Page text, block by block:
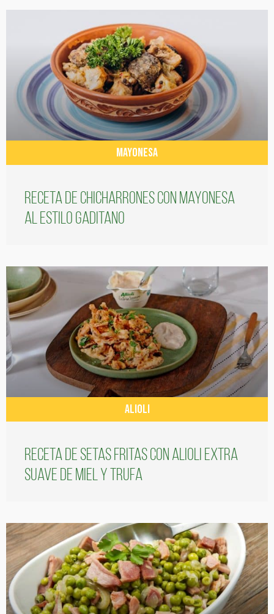
MAYONESA
Receta de chicharrones con mayonesa
al estilo gaditano
ALIOLI
Receta de setas fritas con alioli extra
suave de miel y trufa